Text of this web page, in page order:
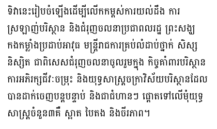
ទិវានេះរៀបចំឡើងដើម្បីលើកកម្ពស់ការយល់ដឹង ការ
ស្រឡាញ់បរិស្ថាន និងជំរុញចលនាប្រជាពលរដ្ឋ ព្រះសង្ឃ
កងកម្លាំងប្រដាប់អាវុធ មន្ត្រីរាជការគ្រប់លំដាប់ថ្នាក់ សិស្ស
និស្សិត ជាពិសេសជំរុញចលនាចូលរួមក្នុង កិច្ចគាំពារបរិស្ថាន
ការអភិរក្សជីវៈចម្រុះ និងយុទ្ធសាស្រ្តចក្រាវិស័យបរិស្ថានដែល
បានដាក់ចេញបន្តបន្ទាប់ និងជាជំហានៗ ផ្តោតទៅលើមុំយុទ្ធ
សាស្រ្តចំនួន៣គឺ ស្អាត បៃតង និងចីរភាព។